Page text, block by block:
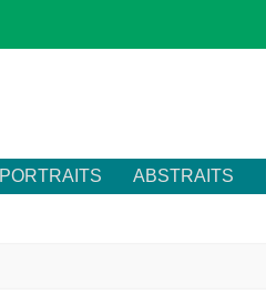
PORTRAITS ABSTRAITS